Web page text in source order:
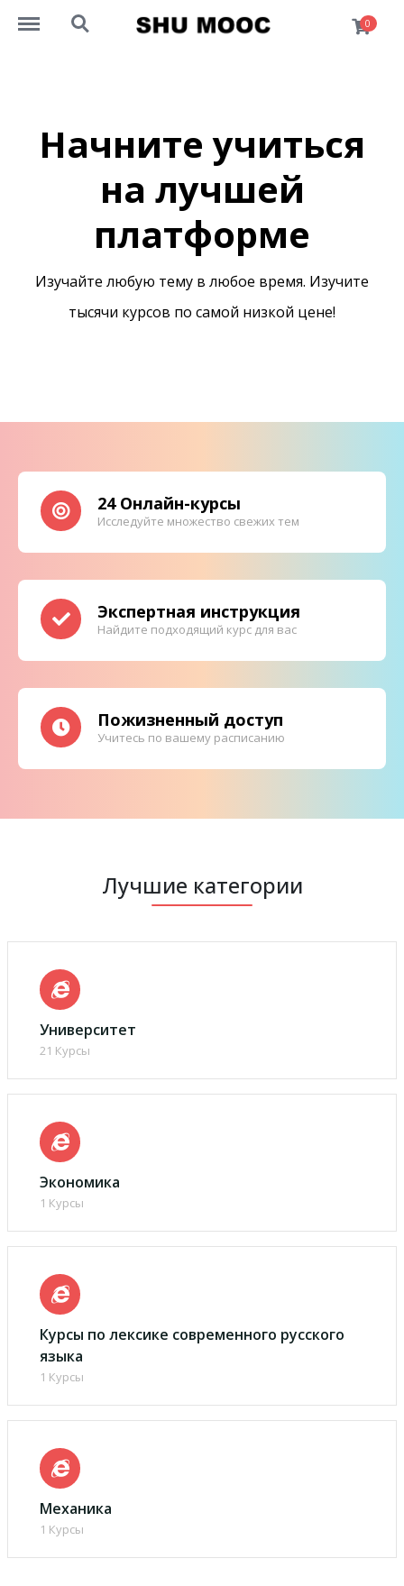
http://mooc.univershu.edu.kz/menu
http://mooc.univershu.edu.kz/search 0
Начните учиться
на лучшей
платформе
Изучайте любую тему в любое время. Изучите
тысячи курсов по самой низкой цене!
24 Онлайн-курсы
Исследуйте множество свежих тем
Экспертная инструкция
Найдите подходящий курс для вас
Пожизненный доступ
Учитесь по вашему расписанию
Лучшие категории
Университет
21 Курсы
Экономика
1 Курсы
Курсы по лексике современного русского
языка
1 Курсы
Механика
1 Курсы